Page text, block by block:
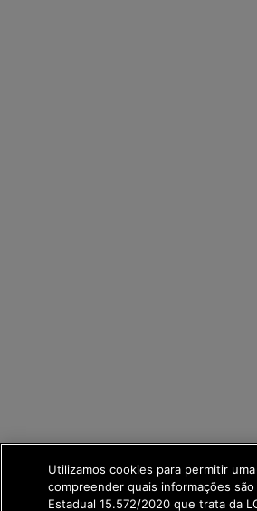
Utilizamos cookies para permitir
compreender quais informações
Estadual 15.572/2020 que trata da